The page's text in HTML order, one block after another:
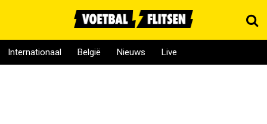
Internationaal België Nieuws Live